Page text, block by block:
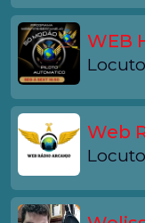
WEB
Web